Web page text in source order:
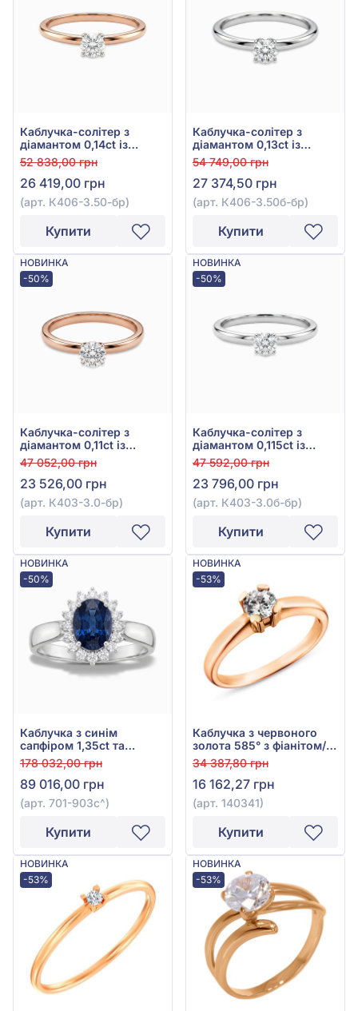
Каблучка-солітер з
діамантом 0,14ct із
червоного золота 585°,
арт. К406-3.50-бр
52 838,00 грн
26 419,00 грн
(арт. К406-3.50-бр)
Купити
Каблучка-солітер з
діамантом 0,13ct із
білого золота 585°, арт.
К406-3.50б-бр
54 749,00 грн
27 374,50 грн
(арт. К406-3.50б-бр)
Купити
НОВИНКА
-50%
Каблучка-солітер з
діамантом 0,11ct із
червоного золота 585°,
арт. К403-3.0-бр
47 052,00 грн
23 526,00 грн
(арт. К403-3.0-бр)
Купити
НОВИНКА
-50%
Каблучка-солітер з
діамантом 0,115ct із
білого золота 585°, арт.
К403-3.0б-бр
47 592,00 грн
23 796,00 грн
(арт. К403-3.0б-бр)
Купити
НОВИНКА
-50%
Каблучка з синім
сапфіром 1,35ct та
діамантом 0,16ct з білого
золота 585°, арт. 701-
903с
178 032,00 грн
89 016,00 грн
(арт. 701-903с^)
Купити
НОВИНКА
-53%
Каблучка з червоного
золота 585° з фіанітом/
куб.цирконієм, арт.
140341
34 387,80 грн
16 162,27 грн
(арт. 140341)
Купити
НОВИНКА
-53%
НОВИНКА
-53%